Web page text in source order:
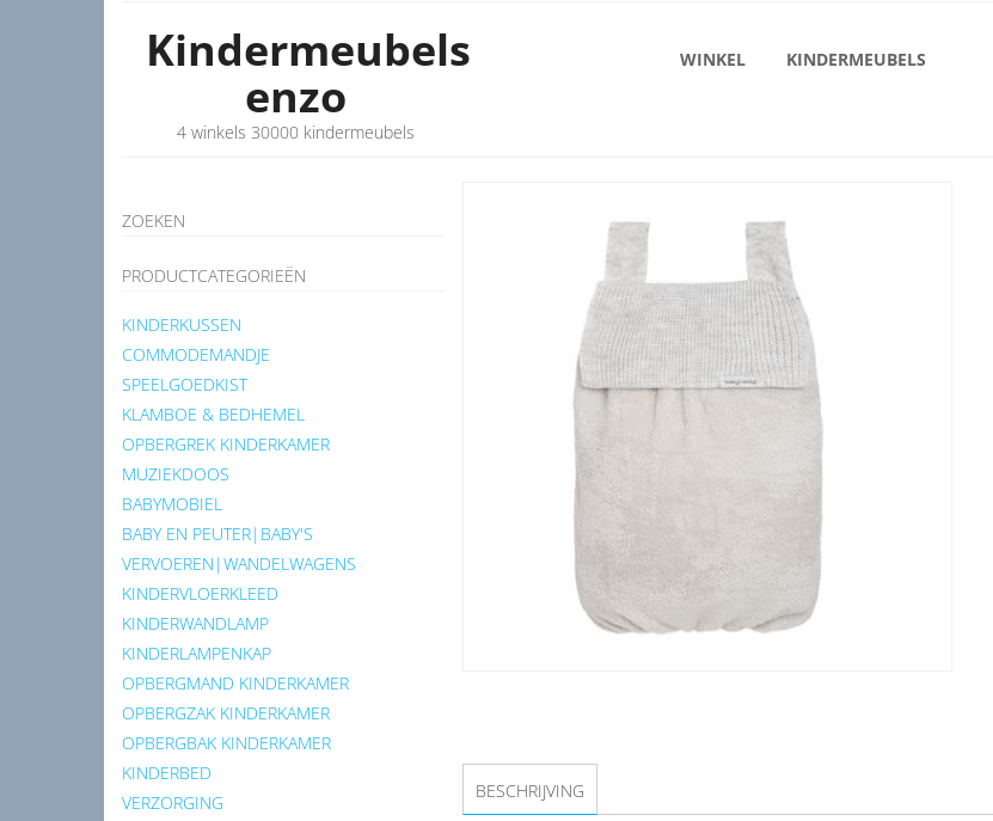
Kindermeubels
enzo
4 winkels 30000 kindermeubels
WINKEL KINDERMEUBELS
ZOEKEN
PRODUCTCATEGORIEËN
KINDERKUSSEN
COMMODEMANDJE
SPEELGOEDKIST
KLAMBOE & BEDHEMEL
OPBERGREK KINDERKAMER
MUZIEKDOOS
BABYMOBIEL
BABY EN PEUTER|BABY'S
VERVOEREN|WANDELWAGENS
KINDERVLOERKLEED
KINDERWANDLAMP
KINDERLAMPENKAP
OPBERGMAND KINDERKAMER
OPBERGZAK KINDERKAMER
OPBERGBAK KINDERKAMER
KINDERBED
VERZORGING
BESCHRIJVING